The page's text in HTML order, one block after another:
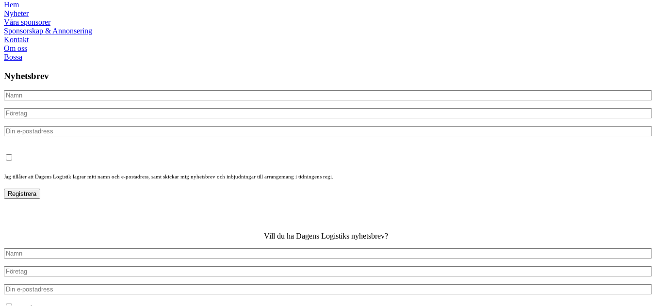
Hem
Nyheter
Våra sponsorer
Sponsorskap & Annonsering
Kontakt
Om oss
Bossa
Nyhetsbrev
Jag tillåter att Dagens Logistik lagrar mitt namn och e-postadress, samt skickar mig nyhetsbrev och inbjudningar till arrangemang i tidningens regi.
Vill du ha Dagens Logistiks nyhetsbrev?